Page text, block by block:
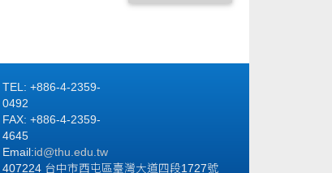
TEL: +886-4-2359-
0492
FAX: +886-4-2359-
4645
Email:id @thu.edu.tw
407224 台中市西屯區臺灣大道四段1727號